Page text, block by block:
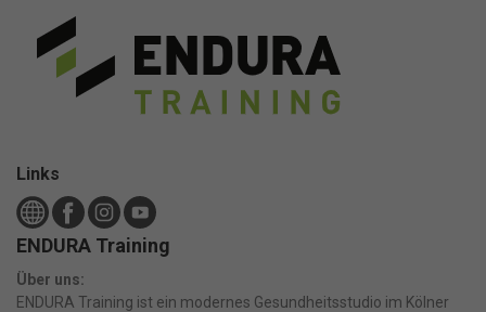
Links
ENDURA Training
Über uns:
ENDURA Training ist ein modernes Gesundheitsstudio im Kölner